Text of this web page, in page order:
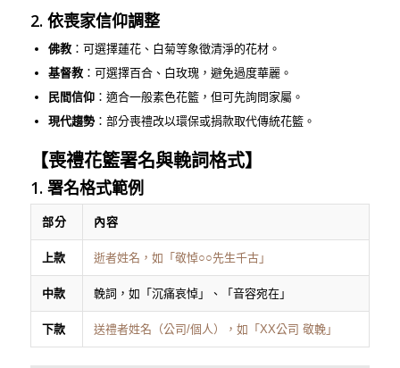
2. 依喪家信仰調整
佛教：可選擇蓮花、白菊等象徵清淨的花材。
基督教：可選擇百合、白玫瑰，避免過度華麗。
民間信仰：適合一般素色花籃，但可先詢問家屬。
現代趨勢：部分喪禮改以環保或捐款取代傳統花籃。
【喪禮花籃署名與輓詞格式】
1. 署名格式範例
部分 內容
上款 逝者姓名，如「敬悼○○先生千古」
中款 輓詞，如「沉痛哀悼」、「音容宛在」
下款 送禮者姓名（公司/個人），如「XX公司 敬輓」